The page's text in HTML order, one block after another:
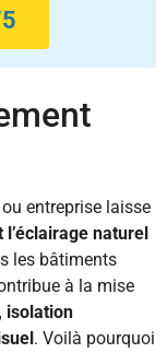
entreprise laisse
naturel
les bâtiments
à la mise
isolation
. Voilà pourquoi